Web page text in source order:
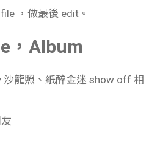
，做最後 edit。
，Album
龍照、紙醉金迷 show off 相